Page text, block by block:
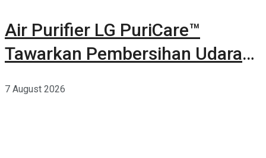
Air Purifier LG PuriCare™
Tawarkan Pembersihan Udara
7 August 2026